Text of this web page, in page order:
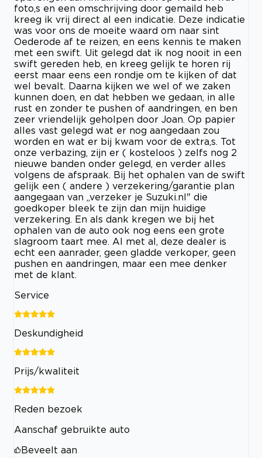
foto,s en een omschrijving door gemaild heb
kreeg ik vrij direct al een indicatie. Deze indicatie
was voor ons de moeite waard om naar sint
Oederode af te reizen, en eens kennis te maken
met een swift. Uit gelegd dat ik nog nooit in een
swift gereden heb, en kreeg gelijk te horen rij
eerst maar eens een rondje om te kijken of dat
wel bevalt. Daarna kijken we wel of we zaken
kunnen doen, en dat hebben we gedaan, in alle
rust en zonder te pushen of aandringen, en ben
zeer vriendelijk geholpen door Joan. Op papier
alles vast gelegd wat er nog aangedaan zou
worden en wat er bij kwam voor de extra,s. Tot
onze verbazing, zijn er ( kosteloos ) zelfs nog 2
nieuwe banden onder gelegd, en verder alles
volgens de afspraak. Bij het ophalen van de swift
gelijk een ( andere ) verzekering/garantie plan
aangegaan van ,,verzeker je Suzuki.nl" die
goedkoper bleek te zijn dan mijn huidige
verzekering. En als dank kregen we bij het
ophalen van de auto ook nog eens een grote
slagroom taart mee. Al met al, deze dealer is
echt een aanrader, geen gladde verkoper, geen
pushen en aandringen, maar een mee denker
met de klant.
Service
Deskundigheid
Prijs/kwaliteit
Reden bezoek
Aanschaf gebruikte auto
Beveelt aan